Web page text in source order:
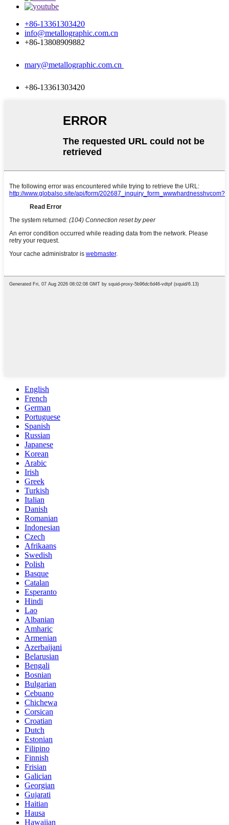
+86-13361303420
info@metallographic.com.cn
+86-13808909882
mary@metallographic.com.cn
+86-13361303420
English
French
German
Portuguese
Spanish
Russian
Japanese
Korean
Arabic
Irish
Greek
Turkish
Italian
Danish
Romanian
Indonesian
Czech
Afrikaans
Swedish
Polish
Basque
Catalan
Esperanto
Hindi
Lao
Albanian
Amharic
Armenian
Azerbaijani
Belarusian
Bengali
Bosnian
Bulgarian
Cebuano
Chichewa
Corsican
Croatian
Dutch
Estonian
Filipino
Finnish
Frisian
Galician
Georgian
Gujarati
Haitian
Hausa
Hawaiian